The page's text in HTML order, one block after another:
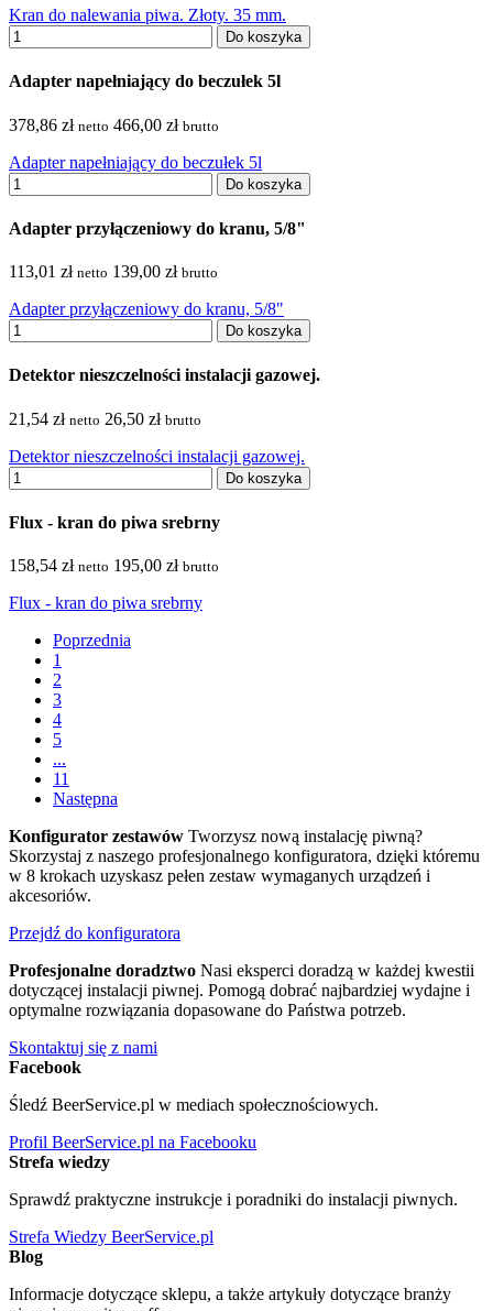
Kran do nalewania piwa. Złoty. 35 mm.
Do koszyka
Adapter napełniający do beczułek 5l
378,86 zł netto 466,00 zł brutto
Adapter napełniający do beczułek 5l
Do koszyka
Adapter przyłączeniowy do kranu, 5/8"
113,01 zł netto 139,00 zł brutto
Adapter przyłączeniowy do kranu, 5/8"
Do koszyka
Detektor nieszczelności instalacji gazowej.
21,54 zł netto 26,50 zł brutto
Detektor nieszczelności instalacji gazowej.
Do koszyka
Flux - kran do piwa srebrny
158,54 zł netto 195,00 zł brutto
Flux - kran do piwa srebrny
Poprzednia
1
2
3
4
5
...
11
Następna
Konfigurator zestawów Tworzysz nową instalację piwną?
Skorzystaj z naszego profesjonalnego konfiguratora, dzięki któremu
w 8 krokach uzyskasz pełen zestaw wymaganych urządzeń i
akcesoriów.
Przejdź do konfiguratora
Profesjonalne doradztwo Nasi eksperci doradzą w każdej kwestii
dotyczącej instalacji piwnej. Pomogą dobrać najbardziej wydajne i
optymalne rozwiązania dopasowane do Państwa potrzeb.
Skontaktuj się z nami
Facebook
Śledź BeerService.pl w mediach społecznościowych.
Profil BeerService.pl na Facebooku
Strefa wiedzy
Sprawdź praktyczne instrukcje i poradniki do instalacji piwnych.
Strefa Wiedzy BeerService.pl
Blog
Informacje dotyczące sklepu, a także artykuły dotyczące branży